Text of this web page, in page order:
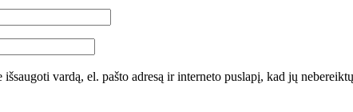
vardą, el. pašto adresą ir interneto puslapį, kad jų